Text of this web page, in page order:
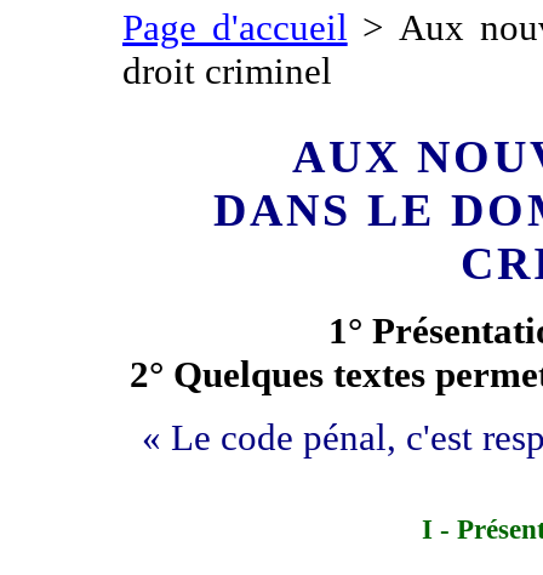
Page d'accueil > Aux
droit criminel
AUX
DANS LE
1°
2° Quelques textes
« Le code pénal, c'est
I -